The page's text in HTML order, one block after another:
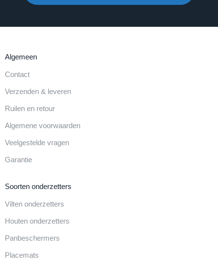
Algemeen
Contact
Verzenden & leveren
Ruilen en retour
Algemene voorwaarden
Veelgestelde vragen
Garantie
Soorten onderzetters
Vilten onderzetters
Houten onderzetters
Panbeschermers
Placemats